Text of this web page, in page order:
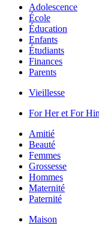
Adolescence
École
Éducation
Enfants
Étudiants
Finances
Parents
Vieillesse
For Her et For
Amitié
Beauté
Femmes
Grossesse
Hommes
Maternité
Paternité
Maison